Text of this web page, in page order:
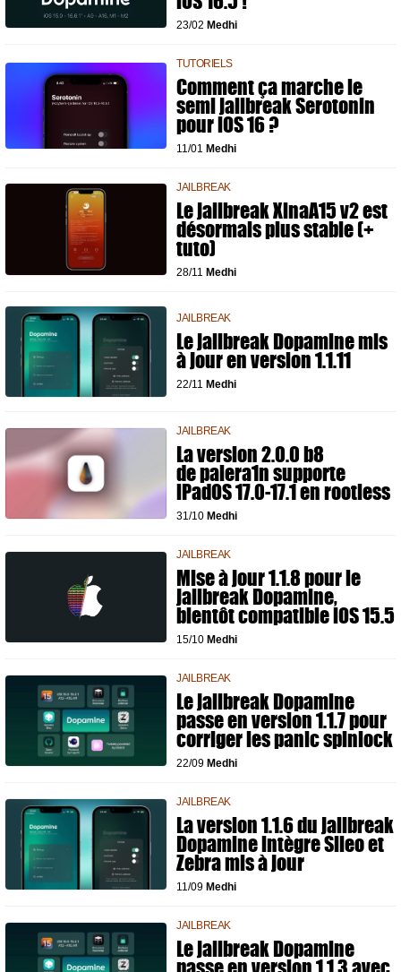
23/02 Medhi
TUTORIELS
Comment ça marche le
semi jailbreak Serotonin
pour iOS 16 ?
11/01 Medhi
JAILBREAK
Le jailbreak XinaA15 v2 est
désormais plus stable (+
tuto)
28/11 Medhi
JAILBREAK
Le jailbreak Dopamine mis
à jour en version 1.1.11
22/11 Medhi
JAILBREAK
La version 2.0.0 b8
de palera1n supporte
iPadOS 17.0-17.1 en rootless
31/10 Medhi
JAILBREAK
Mise à jour 1.1.8 pour le
jailbreak Dopamine,
bientôt compatible iOS 15.5
15/10 Medhi
JAILBREAK
Le jailbreak Dopamine
passe en version 1.1.7 pour
corriger les panic spinlock
22/09 Medhi
JAILBREAK
La version 1.1.6 du jailbreak
Dopamine intègre Sileo et
Zebra mis à jour
11/09 Medhi
JAILBREAK
Le jailbreak Dopamine